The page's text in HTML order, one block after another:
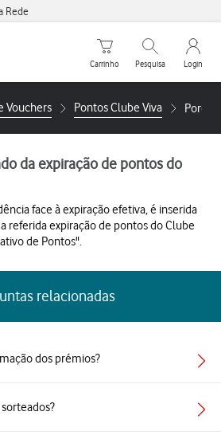
Rede
Carrinho de compras
Carrinho
Pesquisar
Pesquisa
My
Login
Vouchers Pontos Clube Viva
da expiração de pontos do
face à expiração efetiva, é inserida
referida expiração de pontos do Clube
de Pontos".
relacionadas
dos prémios?